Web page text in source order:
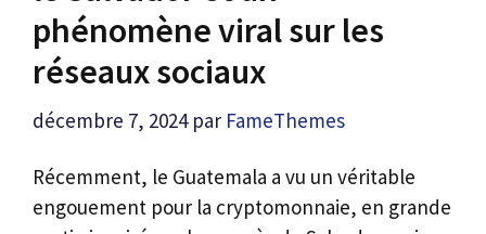
phénomène viral sur les
réseaux sociaux
décembre 7, 2024 par FameThemes
Récemment, le Guatemala a vu un véritable
engouement pour la cryptomonnaie, en grande